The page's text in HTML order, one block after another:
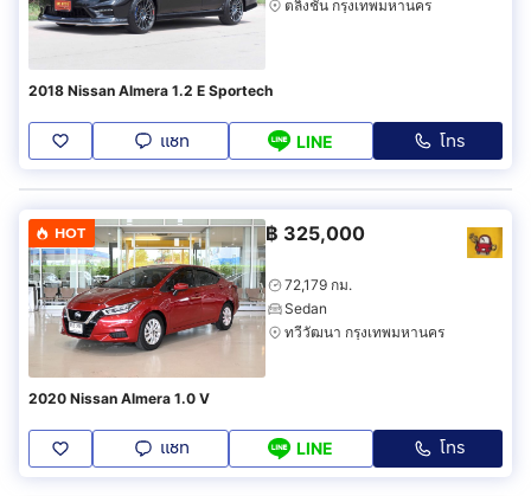
ตลิ่งชัน กรุงเทพมหานคร
2018 Nissan Almera 1.2 E Sportech
แชท LINE โทร
HOT ฿ 325,000
72,179 กม.
Sedan
ทวีวัฒนา กรุงเทพมหานคร
2020 Nissan Almera 1.0 V
แชท LINE โทร